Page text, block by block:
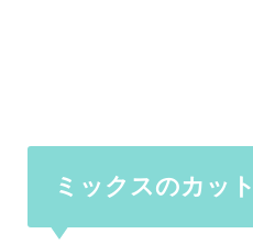
ミックスのカッ